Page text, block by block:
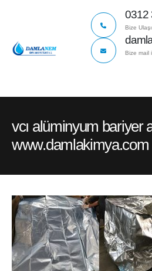
0312
Bize
Bize mail
vcı alüminyum bariyer
www.damlakimya.com